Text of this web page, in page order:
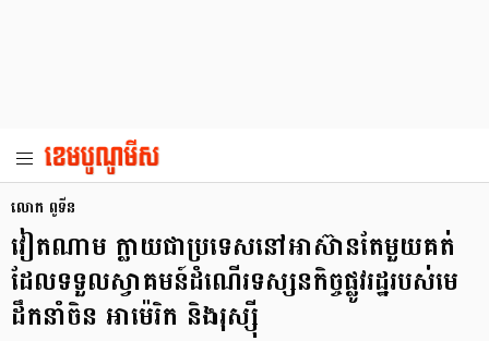
លោក ពូទីន
វៀតណាម ក្លាយជាប្រទេសនៅអាស៊ានតែមួយគត់
ដែលទទួលស្វាគមន៍ដំណើរទស្សនកិច្ចផ្លូវរដ្ឋរបស់មេ
ដឹកនាំចិន អាម៉េរិក និងរុស្ស៊ី